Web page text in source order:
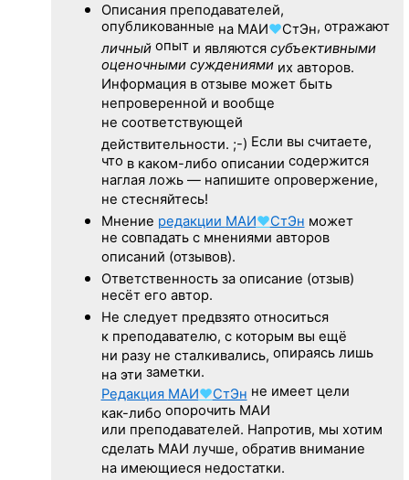
Описания преподавателей,
опубликованные на МАИ♥СтЭн, отражают
личныйопыт и являются субъективными
оценочными суждениямиих авторов.
Информация в отзыве может быть
непроверенной и вообще
не соответствующей
действительности. ;-) Если вы считаете,
что в каком-либо описании содержится
наглая ложь — напишите опровержение,
не стесняйтесь!
Мнение редакции МАИ♥СтЭн может
не совпадать с мнениями авторов
описаний (отзывов).
Ответственность за описание (отзыв)
несёт его автор.
Не следуетпредвзято относиться
к преподавателю, с которым вы ещё
ни разу не сталкивались, опираясь лишь
на эти заметки.
Редакция МАИ♥СтЭн не имеет цели
как-либо опорочить МАИ
или преподавателей. Напротив, мы хотим
сделать МАИ лучше, обратив внимание
на имеющиеся недостатки.